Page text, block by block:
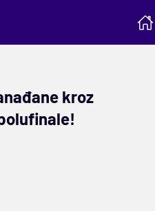
kroz